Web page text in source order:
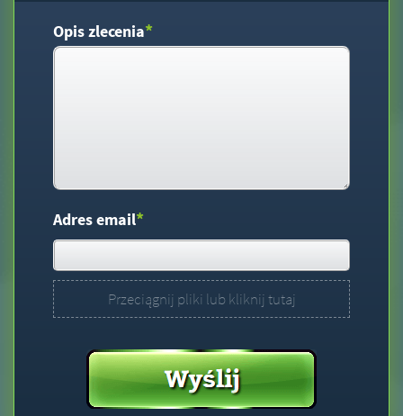
Opis zlecenia*
Adres email*
Przeciągnij pliki lub kliknij tutaj